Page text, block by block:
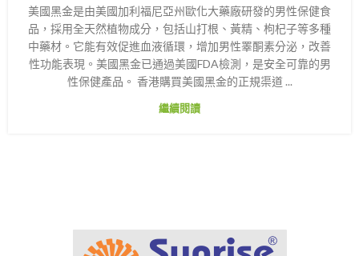
美國黑金是由美國加利福尼亞州歐化大藥廠研發的男性保健食
品，採用全天然植物成分，包括山打根、黃精、枸杞子等多種
中藥材。它能有效促進血液循環，增加男性睪酮素分泌，改善
性功能表現。美國黑金已通過美國FDA檢測，是安全可靠的男
性保健產品。 香港購買美國黑金的正規渠道 ...
繼續閱讀